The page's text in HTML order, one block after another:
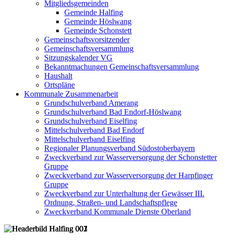
Mitgliedsgemeinden
Gemeinde Halfing
Gemeinde Höslwang
Gemeinde Schonstett
Gemeinschaftsvorsitzender
Gemeinschaftsversammlung
Sitzungskalender VG
Bekanntmachungen Gemeinschaftsversammlung
Haushalt
Ortspläne
Kommunale Zusammenarbeit
Grundschulverband Amerang
Grundschulverband Bad Endorf-Höslwang
Grundschulverband Eiselfing
Mittelschulverband Bad Endorf
Mittelschulverband Eiselfing
Regionaler Planungsverband Südostoberbayern
Zweckverband zur Wasserversorgung der Schonstetter
Gruppe
Zweckverband zur Wasserversorgung der Harpfinger
Gruppe
Zweckverband zur Unterhaltung der Gewässer III.
Ordnung, Straßen- und Landschaftspflege
Zweckverband Kommunale Dienste Oberland